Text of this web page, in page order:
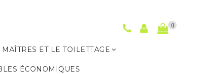
0
ET LE TOILETTAGE
ÉCONOMIQUES